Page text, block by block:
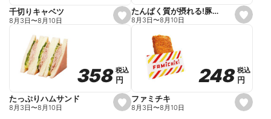
e
e
s
e
o
r
i
e
千切りキャベツ
8月3日〜8月10日
s
e
o
r
i
e
たんぱく質が摂れる!豚しゃぶのパスタサラダ
8月3日〜8月10日
s
e
358
358税込
税込
円
円
たっぷりハムサンド
8月3日〜8月10日
s
e
248
248 税込
税込
円
円
ファミチキ
8月3日〜8月10日